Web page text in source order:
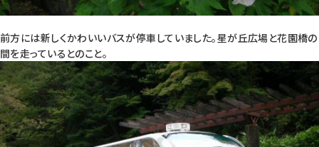
前方には新しくかわいいバスが停車していました。星が丘広場と花園橋の
間を走っているとのこと。